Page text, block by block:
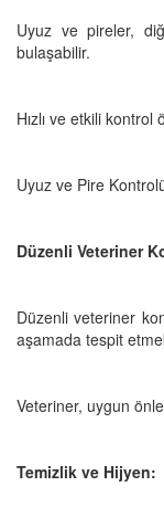
Uyuz ve pireler,
bulaşabilir.
Hızlı ve etkili
Uyuz ve Pire
Düzenli Veteriner
Düzenli veteriner
aşamada tespit
Veteriner, uygun
Temizlik ve Hijyen: